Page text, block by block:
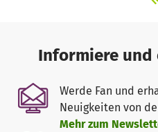
Informiere und
Werde Fan und
Neuigkeiten von
Mehr zum